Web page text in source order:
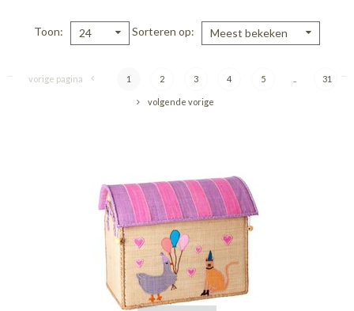
Toon 24 Sorteren op Meest bekeken
vorige pagina 1 2 3 4 5 31
volgende vorige